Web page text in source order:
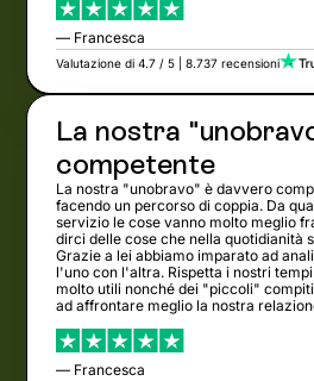
— Francesca
Valutazione di 4.7 / 5 | 8.737 recensioni
La nostra
competente
La nostra "unobravo" è davvero
facendo un percorso di coppia. Da
servizio le cose vanno molto meglio
dirci delle cose che nella quotidianità
Grazie a lei abbiamo imparato ad
l'uno con l'altra. Rispetta i nostri
molto utili nonché dei "piccoli"
ad affrontare meglio la nostra
— Francesca